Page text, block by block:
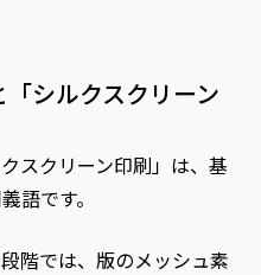
「シルクスクリーン
スクリーン印刷」は、基
語です。
階では、版のメッシュ素